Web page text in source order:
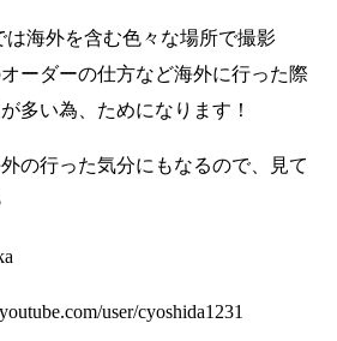
は海外を含む色々な場所で撮影
ーダーの仕方など海外に行った際
多い為、ためになります！
の行った気分にもなるので、見て
user/cyoshida1231